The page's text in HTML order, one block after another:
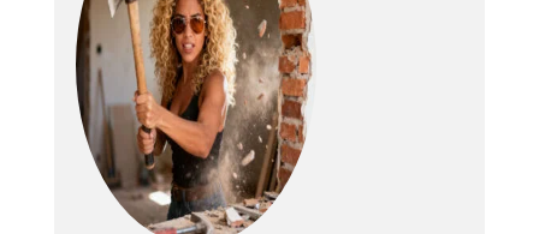
outils et
accessoires
Rangement
ordonné : les 2
pages intercalaires
sont efficaces pour
les pinces ou les
tournevis. La